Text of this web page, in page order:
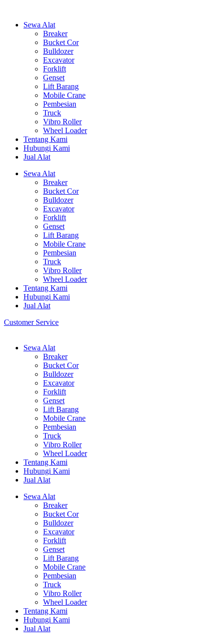
Sewa Alat
Breaker
Bucket Cor
Bulldozer
Excavator
Forklift
Genset
Lift Barang
Mobile Crane
Pembesian
Truck
Vibro Roller
Wheel Loader
Tentang Kami
Hubungi Kami
Jual Alat
Sewa Alat
Breaker
Bucket Cor
Bulldozer
Excavator
Forklift
Genset
Lift Barang
Mobile Crane
Pembesian
Truck
Vibro Roller
Wheel Loader
Tentang Kami
Hubungi Kami
Jual Alat
Customer Service
Sewa Alat
Breaker
Bucket Cor
Bulldozer
Excavator
Forklift
Genset
Lift Barang
Mobile Crane
Pembesian
Truck
Vibro Roller
Wheel Loader
Tentang Kami
Hubungi Kami
Jual Alat
Sewa Alat
Breaker
Bucket Cor
Bulldozer
Excavator
Forklift
Genset
Lift Barang
Mobile Crane
Pembesian
Truck
Vibro Roller
Wheel Loader
Tentang Kami
Hubungi Kami
Jual Alat